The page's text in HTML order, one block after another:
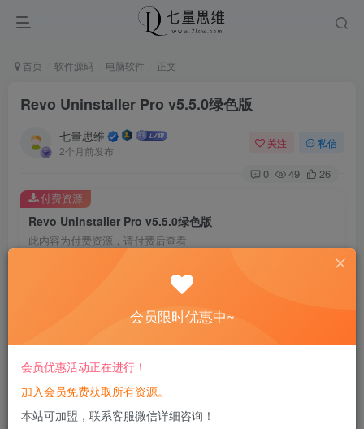
首页 软件源码 电脑软件 正文
Revo Uninstaller Pro v5.5.0绿色版
七量思维
2个月前发布
关注 私信
0 49 26
Revo Uninstaller Pro v5.5.0绿色版
此内容为付费资源，请付费后查看
8.8
您当前未登录！建议登陆后购买，可保存购买订单
付费资源
软件介绍
会员限时优惠中~
会员优惠活动正在进行！
加入会员免费获取所有资源。
本站可加盟，联系客服微信详细咨询！